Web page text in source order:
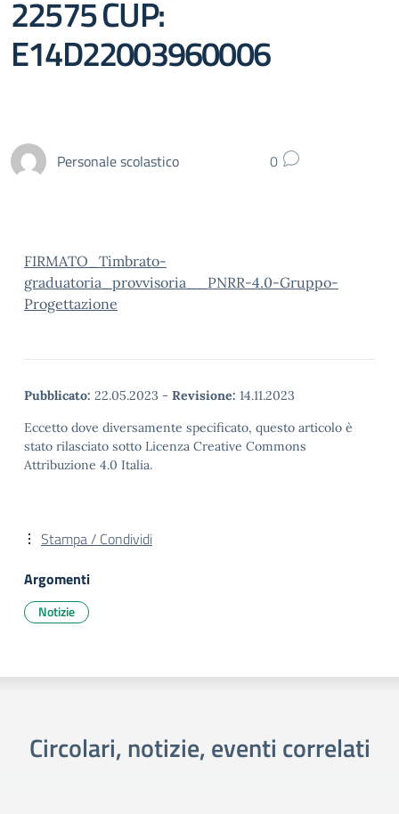
22575 CUP:
E14D22003960006
Personale scolastico 0
FIRMATO_Timbrato-
graduatoria_provvisoria__PNRR-4.0-Gruppo-
Progettazione
Pubblicato: 22.05.2023 - Revisione: 14.11.2023
Eccetto dove diversamente specificato, questo articolo è
stato rilasciato sotto Licenza Creative Commons
Attribuzione 4.0 Italia.
Stampa / Condividi
Argomenti
Notizie
Circolari, notizie, eventi correlati